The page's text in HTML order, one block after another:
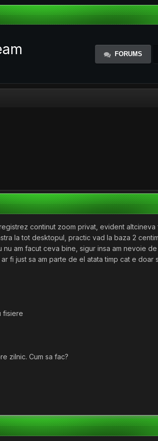
FORUMS
continut zoom privat, evident
la tot desktopul, practic vad la baza 2
am facut ceva bine, sigur insa am nevoie
fi just sa am parte de el atata timp cat e
fisiere
zilnic. Cum sa fac?